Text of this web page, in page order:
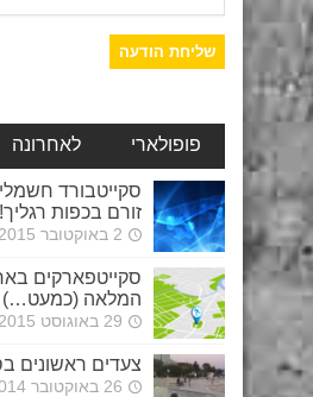
פופולארי לאחרונה
זורם בכפות רגליך!
2 באוקטובר 2015
סקייטפארקים
המלאה (כמעט…)
29 באוגוסט 2015
צעדים ראשונים
26 באוקטובר 2014